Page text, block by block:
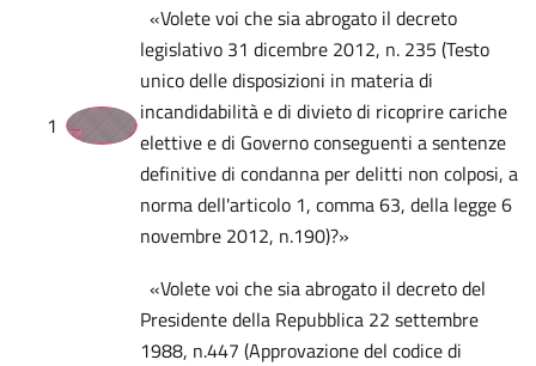
1
«Volete voi che sia abrogato il decreto
legislativo 31 dicembre 2012, n. 235 (Testo
unico delle disposizioni in materia di
incandidabilità e di divieto di ricoprire cariche
elettive e di Governo conseguenti a sentenze
definitive di condanna per delitti non colposi, a
norma dell'articolo 1, comma 63, della legge 6
novembre 2012, n.190)?»
«Volete voi che sia abrogato il decreto del
Presidente della Repubblica 22 settembre
1988, n.447 (Approvazione del codice di